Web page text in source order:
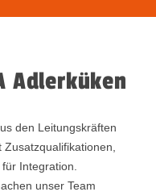
Adlerküken
den Leitungskräften
Integration.
unser Team